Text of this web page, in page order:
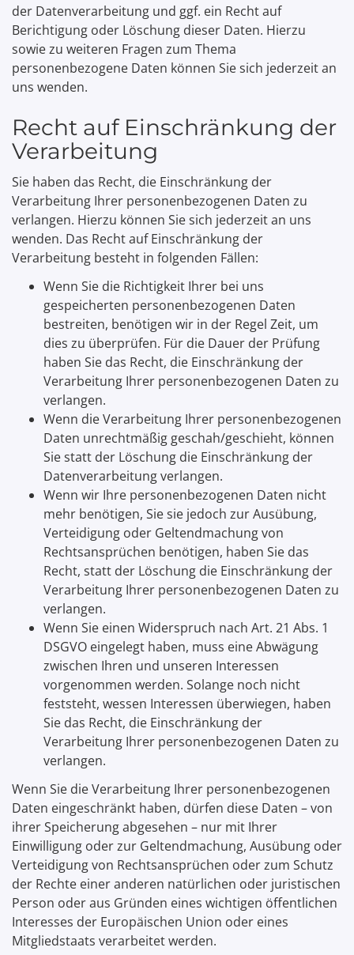
der Datenverarbeitung und ggf. ein Recht auf
Berichtigung oder Löschung dieser Daten. Hierzu
sowie zu weiteren Fragen zum Thema
personenbezogene Daten können Sie sich jederzeit an
uns wenden.
Recht auf Einschränkung der
Verarbeitung
Sie haben das Recht, die Einschränkung der
Verarbeitung Ihrer personenbezogenen Daten zu
verlangen. Hierzu können Sie sich jederzeit an uns
wenden. Das Recht auf Einschränkung der
Verarbeitung besteht in folgenden Fällen:
Wenn Sie die Richtigkeit Ihrer bei uns
gespeicherten personenbezogenen Daten
bestreiten, benötigen wir in der Regel Zeit, um
dies zu überprüfen. Für die Dauer der Prüfung
haben Sie das Recht, die Einschränkung der
Verarbeitung Ihrer personenbezogenen Daten zu
verlangen.
Wenn die Verarbeitung Ihrer personenbezogenen
Daten unrechtmäßig geschah/geschieht, können
Sie statt der Löschung die Einschränkung der
Datenverarbeitung verlangen.
Wenn wir Ihre personenbezogenen Daten nicht
mehr benötigen, Sie sie jedoch zur Ausübung,
Verteidigung oder Geltendmachung von
Rechtsansprüchen benötigen, haben Sie das
Recht, statt der Löschung die Einschränkung der
Verarbeitung Ihrer personenbezogenen Daten zu
verlangen.
Wenn Sie einen Widerspruch nach Art. 21 Abs. 1
DSGVO eingelegt haben, muss eine Abwägung
zwischen Ihren und unseren Interessen
vorgenommen werden. Solange noch nicht
feststeht, wessen Interessen überwiegen, haben
Sie das Recht, die Einschränkung der
Verarbeitung Ihrer personenbezogenen Daten zu
verlangen.
Wenn Sie die Verarbeitung Ihrer personenbezogenen
Daten eingeschränkt haben, dürfen diese Daten – von
ihrer Speicherung abgesehen – nur mit Ihrer
Einwilligung oder zur Geltendmachung, Ausübung oder
Verteidigung von Rechtsansprüchen oder zum Schutz
der Rechte einer anderen natürlichen oder juristischen
Person oder aus Gründen eines wichtigen öffentlichen
Interesses der Europäischen Union oder eines
Mitgliedstaats verarbeitet werden.